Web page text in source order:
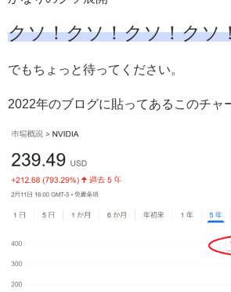
クソ！クソ！クソ！クソ
でもちょっと待ってください。
2022年のブログに貼ってあるこのチャ